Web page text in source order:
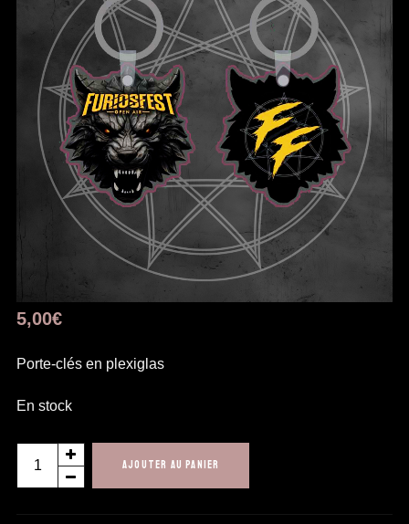
5,00€
Porte-clés en plexiglas
En stock
quantité
AJOUTER AU PANIER